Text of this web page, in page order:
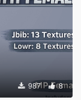
987 8